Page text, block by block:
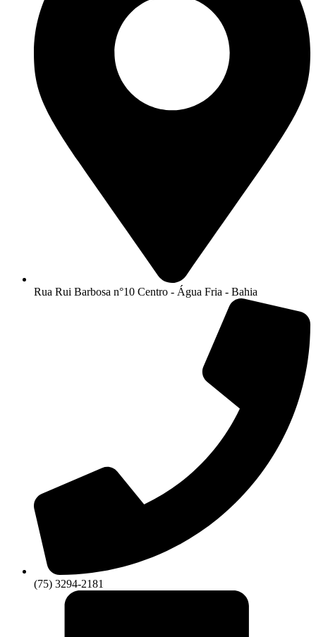
Rua Rui Barbosa n°10 Centro - Água Fria - Bahia
(75) 3294-2181